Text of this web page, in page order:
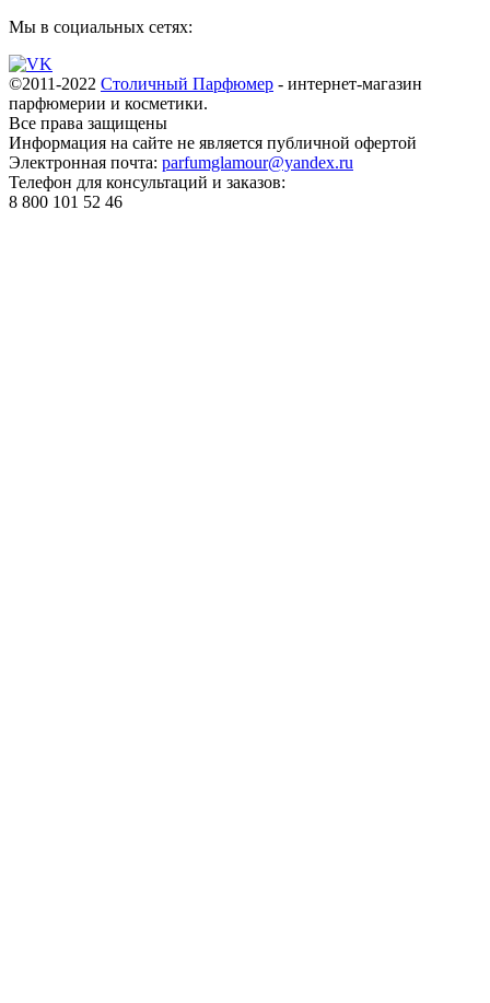
Мы в социальных сетях:
©2011-2022 Столичный Парфюмер - интернет-магазин
парфюмерии и косметики.
Все права защищены
Информация на сайте не является публичной офертой
Электронная почта: parfumglamour@yandex.ru
Телефон для консультаций и заказов:
8 800 101 52 46